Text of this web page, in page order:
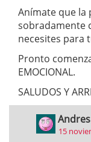
Anímate que la
sobradamente
necesites para
Pronto
EMOCIONAL.
SALUDOS Y
15